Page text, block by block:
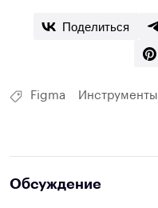
Поделиться
Figma Инструменты
Обсуждение